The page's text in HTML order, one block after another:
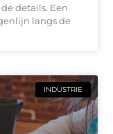
details. Een
langs de
INDUSTRIE